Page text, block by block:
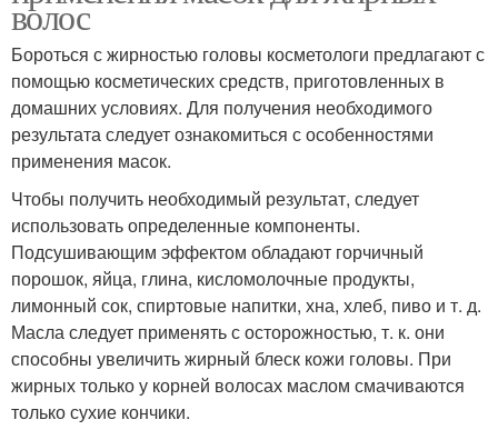
волос
Бороться с жирностью головы косметологи предлагают с
помощью косметических средств, приготовленных в
домашних условиях. Для получения необходимого
результата следует ознакомиться с особенностями
применения масок.
Чтобы получить необходимый результат, следует
использовать определенные компоненты.
Подсушивающим эффектом обладают горчичный
порошок, яйца, глина, кисломолочные продукты,
лимонный сок, спиртовые напитки, хна, хлеб, пиво и т. д.
Масла следует применять с осторожностью, т. к. они
способны увеличить жирный блеск кожи головы. При
жирных только у корней волосах маслом смачиваются
только сухие кончики.